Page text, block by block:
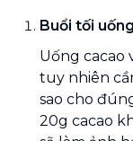
Buổi tối
Uống cacao
tuy nhiên
sao cho
20g cacao